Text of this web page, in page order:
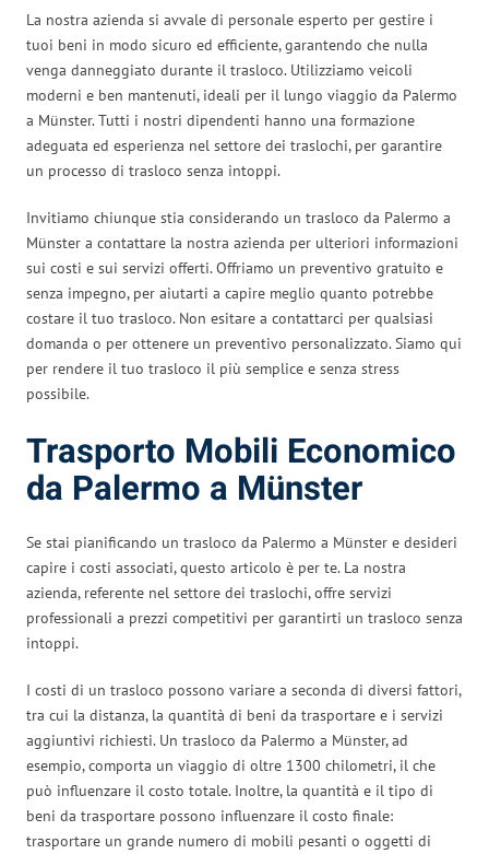
La nostra azienda si avvale di personale esperto per gestire i
tuoi beni in modo sicuro ed efficiente, garantendo che nulla
venga danneggiato durante il trasloco. Utilizziamo veicoli
moderni e ben mantenuti, ideali per il lungo viaggio da Palermo
a Münster. Tutti i nostri dipendenti hanno una formazione
adeguata ed esperienza nel settore dei traslochi, per garantire
un processo di trasloco senza intoppi.
Invitiamo chiunque stia considerando un trasloco da Palermo a
Münster a contattare la nostra azienda per ulteriori informazioni
sui costi e sui servizi offerti. Offriamo un preventivo gratuito e
senza impegno, per aiutarti a capire meglio quanto potrebbe
costare il tuo trasloco. Non esitare a contattarci per qualsiasi
domanda o per ottenere un preventivo personalizzato. Siamo qui
per rendere il tuo trasloco il più semplice e senza stress
possibile.
Trasporto Mobili Economico
da Palermo a Münster
Se stai pianificando un trasloco da Palermo a Münster e desideri
capire i costi associati, questo articolo è per te. La nostra
azienda, referente nel settore dei traslochi, offre servizi
professionali a prezzi competitivi per garantirti un trasloco senza
intoppi.
I costi di un trasloco possono variare a seconda di diversi fattori,
tra cui la distanza, la quantità di beni da trasportare e i servizi
aggiuntivi richiesti. Un trasloco da Palermo a Münster, ad
esempio, comporta un viaggio di oltre 1300 chilometri, il che
può influenzare il costo totale. Inoltre, la quantità e il tipo di
beni da trasportare possono influenzare il costo finale:
trasportare un grande numero di mobili pesanti o oggetti di